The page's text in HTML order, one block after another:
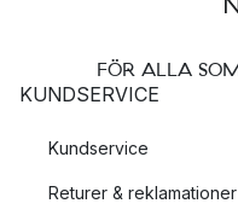
FÖR ALLA
KUNDSERVICE
Kundservice
Returer & reklamationer